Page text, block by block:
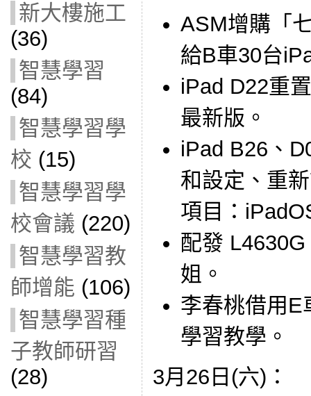
新大樓施工
(36)
智慧學習
(84)
智慧學習學
校 (15)
智慧學習學
校會議 (220)
智慧學習教
師增能 (106)
智慧學習種
子教師研習
(28)
ASM增購「
給B車30台
iPad D22重
最新版。
iPad B26、
和設定、重
項目：
配發
姐。
李春桃借用E
學習教學。
3月26日(六)：